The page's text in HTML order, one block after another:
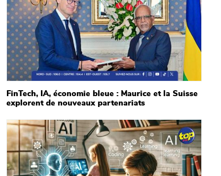
FinTech, IA, économie bleue : Maurice et la Suisse
explorent de nouveaux partenariats
Main picture